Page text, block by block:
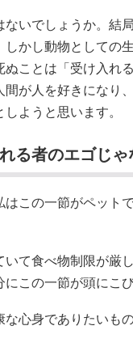
いでしょうか。結
かし動物としての
ことは「受け入れ
が人を好きになり
ようと思います。
る者のエゴじゃ
この一節がペット
て食べ物制限が厳
この一節が頭にこ
な心身でありたいも